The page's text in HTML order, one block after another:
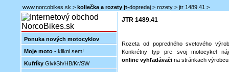
www.norcobikes.sk > koliečka a rozety jt-dopredaj > rozety > jtr 1489.41 >
Ponuka nových motocyklov
Moje moto - klikni sem!
Kufríky Givi/Sh/HB/Kr/SW
JTR 1489.41
Rozeta od popredného svetového
Konkrétny typ pre svoj motocykel
online vyhľadávači na stránkach